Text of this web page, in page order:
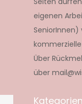
eigenen
SeniorInnen)
Über
über
Kategorien